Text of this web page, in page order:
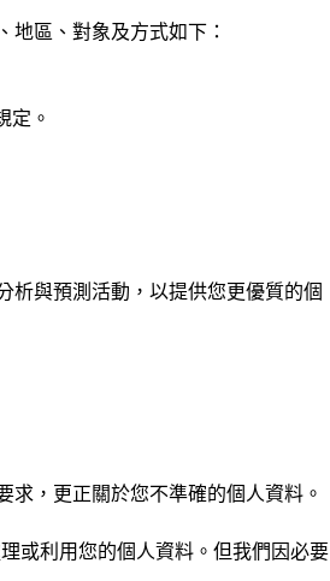
地區、對象及方式如下：
定。
析與預測活動，以提供您更優質的個
，更正關於您不準確的個人資料。
或利用您的個人資料。但我們因必要